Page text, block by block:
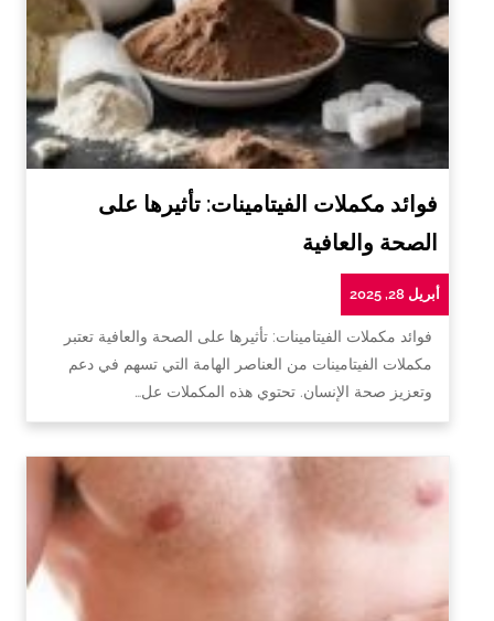
فوائد مكملات الفيتامينات: تأثيرها على
الصحة والعافية
أبريل 28, 2025
فوائد مكملات الفيتامينات: تأثيرها على الصحة والعافية تعتبر
مكملات الفيتامينات من العناصر الهامة التي تسهم في دعم
وتعزيز صحة الإنسان. تحتوي هذه المكملات عل…